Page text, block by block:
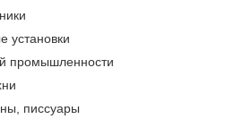
установки
промышленности
писсуары